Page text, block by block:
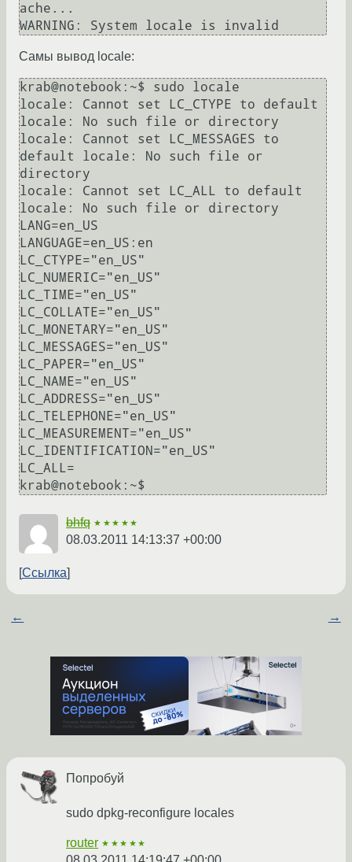
ache...
Самы вывод locale:
krab@notebook:~$ sudo locale
locale: Cannot set LC_CTYPE to default
locale: No such file or directory
locale: Cannot set LC_MESSAGES to
default locale: No such file or
directory
locale: Cannot set LC_ALL to default
locale: No such file or directory
LANG=en_US
LANGUAGE=en_US:en
LC_CTYPE="en_US"
LC_NUMERIC="en_US"
LC_TIME="en_US"
LC_COLLATE="en_US"
LC_MONETARY="en_US"
LC_MESSAGES="en_US"
LC_PAPER="en_US"
LC_NAME="en_US"
LC_ADDRESS="en_US"
LC_TELEPHONE="en_US"
LC_MEASUREMENT="en_US"
LC_IDENTIFICATION="en_US"
LC_ALL=
krab@notebook:~$
bhfq ★★★★★
08.03.2011 14:13:37 +00:00
Ссылка
← →
Попробуй
sudo dpkg-reconfigure locales
router ★★★★★